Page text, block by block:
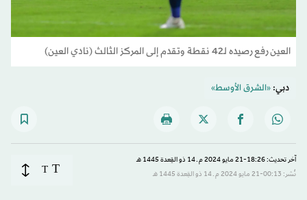
العين رفع رصيده لـ42 نقطة وتقدم إلى المركز الثالث (نادي العين)
دبي:«الشرق الأوسط»
آخر تحديث: 18:26-21 مايو 2024 م ـ 14 ذو القِعدة 1445 هـ
نُشر: 00:13-21 مايو 2024 م ـ 14 ذو القِعدة 1445 هـ
T
T